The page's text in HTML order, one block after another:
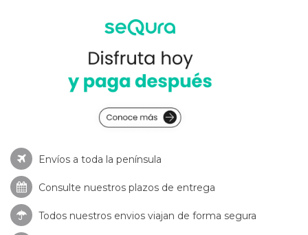
Envíos a toda la península
Consulte nuestros plazos de entrega
Todos nuestros envios viajan de forma segura